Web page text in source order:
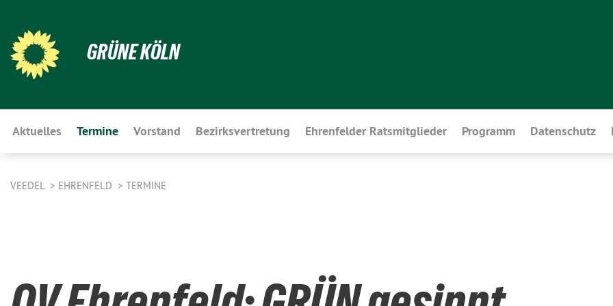
GRÜNE KÖLN
Aktuelles Termine Vorstand Bezirksvertretung Ehrenfelder Ratsmitglieder Programm Datenschutz
VEEDEL EHRENFELD TERMINE